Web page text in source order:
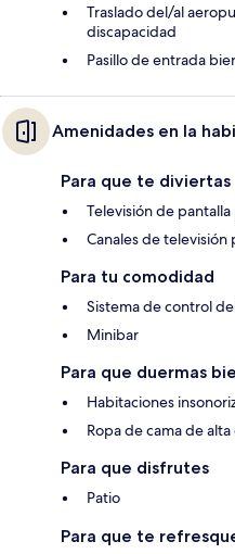
Traslado del/al
discapacidad
Pasillo de entrada
Amenidades en la
Para que te diviertas
Televisión de pantalla
Canales de televisión
Para tu comodidad
Sistema de control
Minibar
Para que duermas
Habitaciones
Ropa de cama de
Para que disfrutes
Patio
Para que te